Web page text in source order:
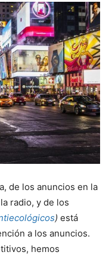
de los anuncios en la
radio, y de los
) está
a los anuncios.
hemos